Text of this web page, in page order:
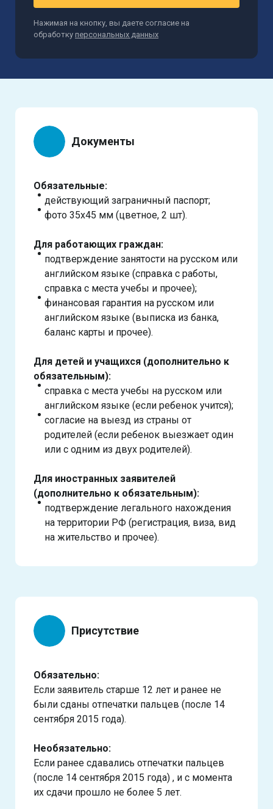
Нажимая на кнопку, вы даете согласие на
обработку персональных данных
Документы
Обязательные:
действующий заграничный паспорт;
фото 35х45 мм (цветное, 2 шт).
Для работающих граждан:
подтверждение занятости на русском или
английском языке (справка с работы,
справка с места учебы и прочее);
финансовая гарантия на русском или
английском языке (выписка из банка,
баланс карты и прочее).
Для детей и учащихся (дополнительно к
обязательным):
справка с места учебы на русском или
английском языке (если ребенок учится);
согласие на выезд из страны от
родителей (если ребенок выезжает один
или с одним из двух родителей).
Для иностранных заявителей
(дополнительно к обязательным):
подтверждение легального нахождения
на территории РФ (регистрация, виза, вид
на жительство и прочее).
Присутствие
Обязательно:
Если заявитель старше 12 лет и ранее не
были сданы отпечатки пальцев (после 14
сентября 2015 года).
Необязательно:
Если ранее сдавались отпечатки пальцев
(после 14 сентября 2015 года) , и с момента
их сдачи прошло не более 5 лет.